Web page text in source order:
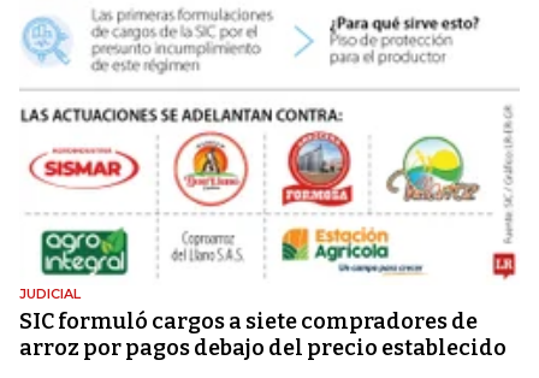
JUDICIAL
SIC formuló cargos a siete compradores de
arroz por pagos debajo del precio establecido